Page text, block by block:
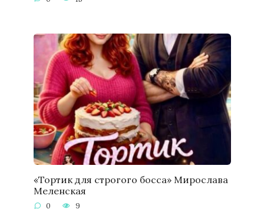
«Тортик для строгого босса» Мирослава
Меленская
0 9